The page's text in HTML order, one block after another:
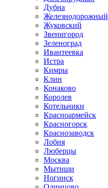
Дубна
Железнодорожный
Жуковский
Звенигород
Зеленоград
Ивантеевка
Истра
Кимры
Клин
Конаково
Королев
Котельники
Красноармейск
Красногорск
Краснозаводск
Лобня
Люберцы
Москва
Мытищи
Ногинск